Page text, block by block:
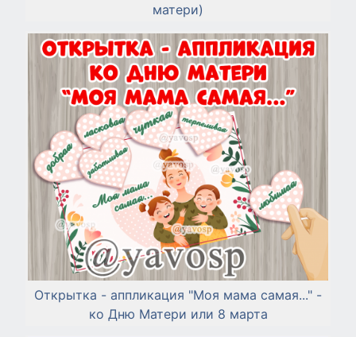
матери)
Открытка - аппликация "Моя мама самая..." -
ко Дню Матери или 8 марта